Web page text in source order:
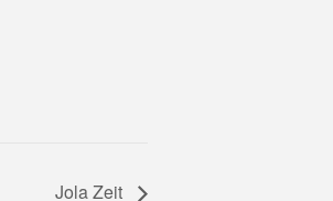
Jola Zeit